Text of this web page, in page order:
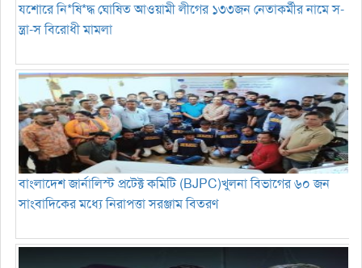
যশোরে নি*ষি*দ্ধ ঘোষিত আওয়ামী লীগের ১৩৩জন নেতাকর্মীর নামে স-
ন্ত্রা-স বিরোধী মামলা
বাংলাদেশ জার্নালিস্ট প্রটেক্ট কমিটি (BJPC)খুলনা বিভাগের ৬০ জন
সাংবাদিকের মধ্যে নিরাপত্তা সরঞ্জাম বিতরণ